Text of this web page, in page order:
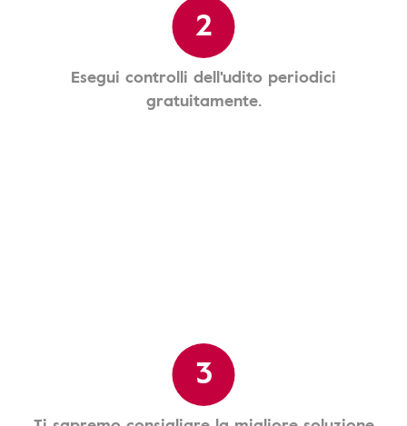
2
Esegui controlli dell'udito periodici
gratuitamente.
3